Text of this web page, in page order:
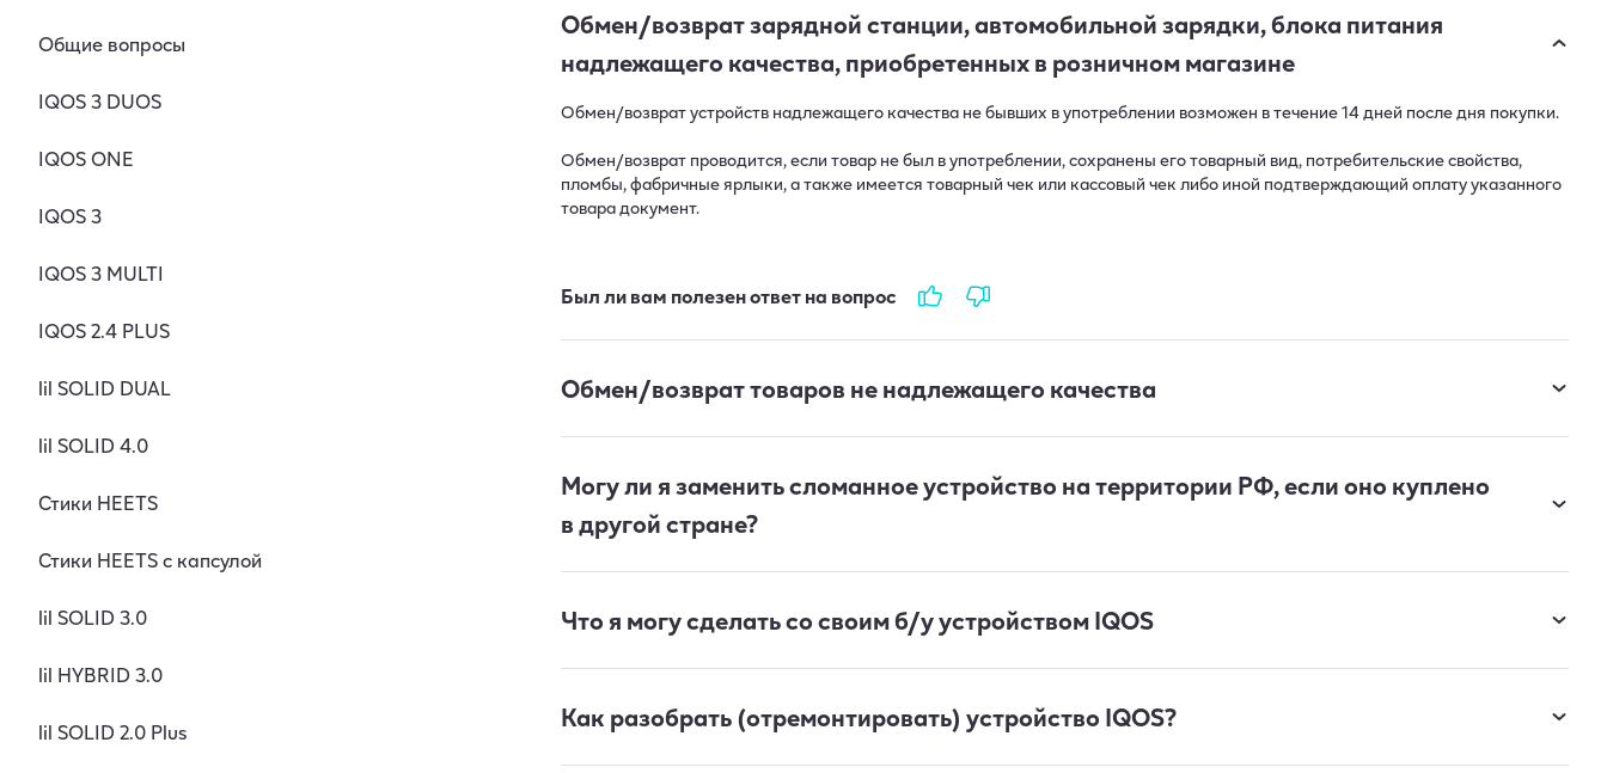
Общие вопросы
IQOS 3 DUOS
IQOS ONE
IQOS 3
IQOS 3 MULTI
IQOS 2.4 PLUS
lil SOLID DUAL
lil SOLID 4.0
Стики HEETS
Стики HEETS с капсулой
lil SOLID 3.0
lil HYBRID 3.0
lil SOLID 2.0 Plus
Обмен/возврат зарядной станции, автомобильной зарядки, блока питания
надлежащего качества, приобретенных в розничном магазине
Обмен/возврат устройств надлежащего качества не бывших в употреблении возможен в течение 14 дней после дня покупки.
Обмен/возврат проводится, если товар не был в употреблении, сохранены его товарный вид, потребительские свойства,
пломбы, фабричные ярлыки, а также имеется товарный чек или кассовый чек либо иной подтверждающий оплату указанного
товара документ.
Был ли вам полезен ответ на вопрос
Обмен/возврат товаров не надлежащего качества
Могу ли я заменить сломанное устройство на территории РФ, если оно куплено
в другой стране?
Что я могу сделать со своим б/у устройством IQOS
Как разобрать (отремонтировать) устройство IQOS?